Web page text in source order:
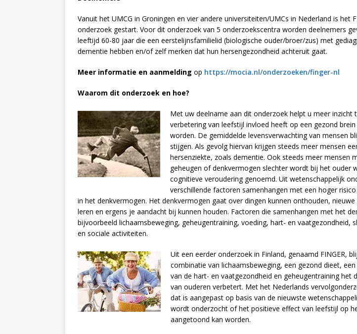
Vanuit het UMCG in Groningen en vier andere universiteiten/UMCs in Nederland is het
onderzoek gestart. Voor dit onderzoek van 5 onderzoekscentra worden deelnemers
leeftijd 60-80 jaar die een eerstelijnsfamilielid (biologische ouder/broer/zus) met
dementie hebben en/of zelf merken dat hun hersengezondheid achteruit gaat.
Meer informatie en aanmelding op https://mocia.nl/onderzoeken/finger-nl
Waarom dit onderzoek en hoe?
Met uw deelname aan dit onderzoek helpt u meer inzicht
verbetering van leefstijl invloed heeft op een gezond
worden. De gemiddelde levensverwachting van mensen
stijgen. Als gevolg hiervan krijgen steeds meer mensen
hersenziekte, zoals dementie. Ook steeds meer mensen
geheugen of denkvermogen slechter wordt bij het ouder
cognitieve veroudering genoemd. Uit wetenschappelijk
verschillende factoren samenhangen met een hoger
in het denkvermogen. Het denkvermogen gaat over dingen kunnen onthouden, nieuwe
leren en ergens je aandacht bij kunnen houden. Factoren die samenhangen met het
bijvoorbeeld lichaamsbeweging, geheugentraining, voeding, hart- en vaatgezondheid,
en sociale activiteiten.
Uit een eerder onderzoek in Finland, genaamd FINGER,
combinatie van lichaamsbeweging, een gezond dieet,
van de hart- en vaatgezondheid en geheugentraining het
van ouderen verbetert. Met het Nederlands
dat is aangepast op basis van de nieuwste
wordt onderzocht of het positieve effect van leefstijl op
aangetoond kan worden.